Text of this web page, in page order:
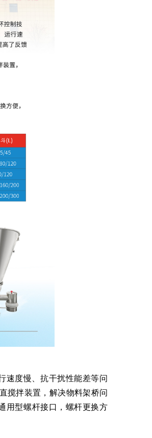
速度慢、抗干扰性能差等问
搅拌装置，解决物料架桥问
用型螺杆接口，螺杆更换方